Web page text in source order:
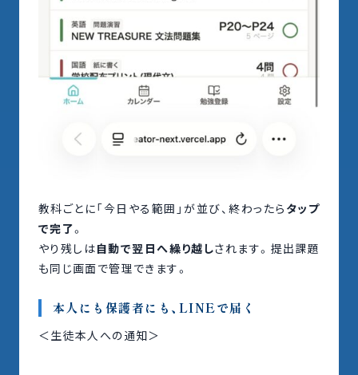
教科ごとに「今日やる範囲」が並び、終わったら タップ
で完了。
やり残しは自動で翌日へ繰り越しされます。提出課題
も同じ画面で管理できます。
本人にも保護者にも、LINEで届く
＜生徒本人への通知＞